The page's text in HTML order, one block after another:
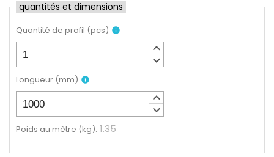
quantités et dimensions
Quantité de profil (pcs) info
keyboard_arrow_up
keyboard_arrow_down
Longueur (mm) info
keyboard_arrow_up
keyboard_arrow_down
Poids au mètre (kg): 1.35